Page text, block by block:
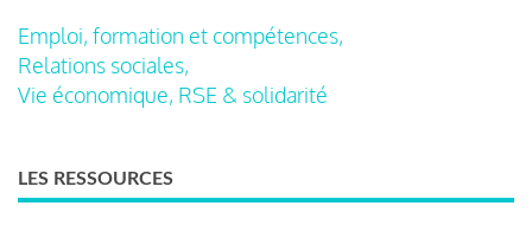
Emploi, formation et compétences,
Relations sociales,
Vie économique, RSE & solidarité
LES RESSOURCES